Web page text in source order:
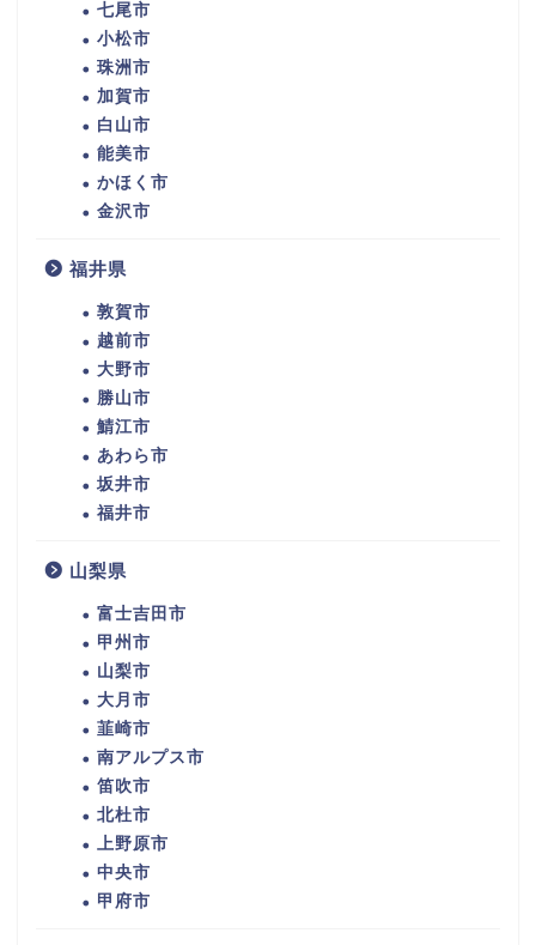
七尾市
小松市
珠洲市
加賀市
白山市
能美市
かほく市
金沢市
福井県
敦賀市
越前市
大野市
勝山市
鯖江市
あわら市
坂井市
福井市
山梨県
富士吉田市
甲州市
山梨市
大月市
韮崎市
南アルプス市
笛吹市
北杜市
上野原市
中央市
甲府市